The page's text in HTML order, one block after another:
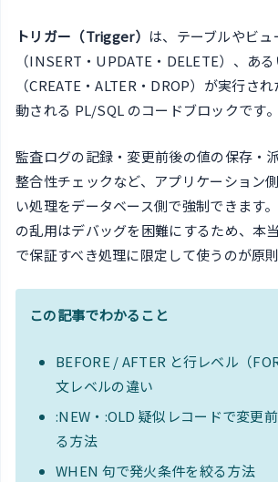
トリガー（Trigger） は、テーブルやビ
（INSERT・UPDATE・DELETE）、あ
（CREATE・ALTER・DROP）が実行さ
動される PL/SQL のコードブロックです。
監査ログの記録・変更前後の値の保存・
整合性チェックなど、アプリケーション
い処理をデータベース側で強制できます
の乱用はデバッグを困難にするため、本
で保証すべき処理に限定して使うのが原則
この記事でわかること
BEFORE / AFTER と行レベル（
文レベルの違い
:NEW・:OLD 疑似レコードで変更
る方法
WHEN 句で発火条件を絞る方法